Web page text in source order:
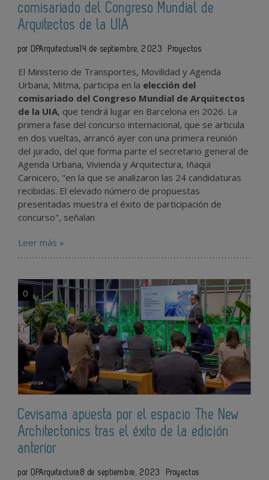
comisariado del Congreso Mundial de
Arquitectos de la UIA
por DPArquitectura 14 de septiembre, 2023 Proyectos
El Ministerio de Transportes, Movilidad y Agenda
Urbana, Mitma, participa en la elección del
comisariado del Congreso Mundial de Arquitectos
de la UIA, que tendrá lugar en Barcelona en 2026. La
primera fase del concurso internacional, que se articula
en dos vueltas, arrancó ayer con una primera reunión
del jurado, del que forma parte el secretario general de
Agenda Urbana, Vivienda y Arquitectura, Iñaqui
Carnicero, "en la que se analizaron las 24 candidaturas
recibidas. El elevado número de propuestas
presentadas muestra el éxito de participación de
concurso", señalan
Leer más »
0
Cevisama apuesta por el espacio The New
Architectonics tras el éxito de la edición
anterior
por DPArquitectura 8 de septiembre, 2023 Proyectos